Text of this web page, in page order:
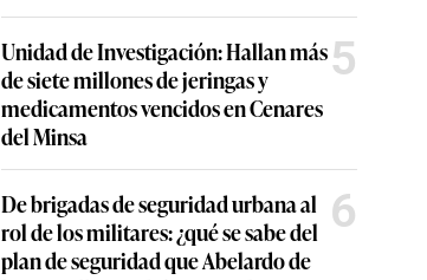
Unidad de Investigación: Hallan más
de siete millones de jeringas y
medicamentos vencidos en Cenares
del Minsa
5
De brigadas de seguridad urbana al
rol de los militares: ¿qué se sabe del
plan de seguridad que Abelardo de
6